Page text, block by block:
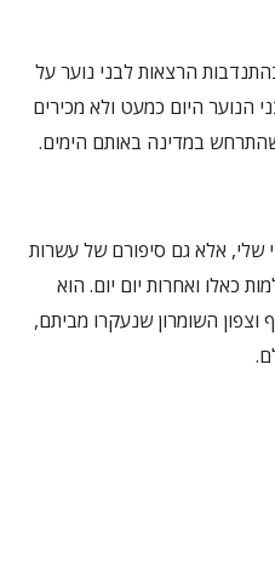
הרצאות לבני נוער על
הנוער היום כמעט ולא מכירים
במדינה באותם הימים.
שלי, אלא גם סיפורם של עשרות
כאלו ואחרות יום יום. הוא
השומרון שנעקרו מביתם,